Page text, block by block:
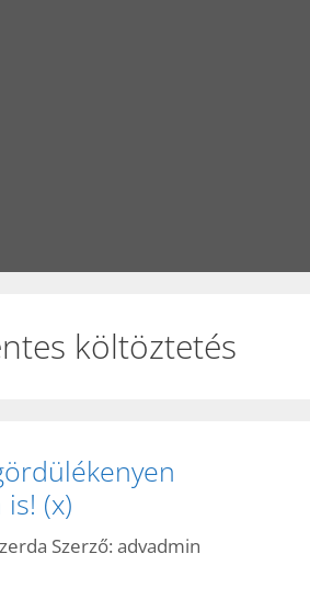
költöztetés
(x)
Szerző: advadmin